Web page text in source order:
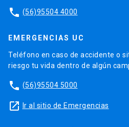
phone (56)95504 4000
EMERGENCIAS UC
Teléfono en caso de accidente o
riesgo tu vida dentro de algún
phone (56)95504 5000
launch Ir al sitio de Emergencias